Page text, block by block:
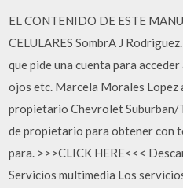
EL CONTENIDO DE ESTE
CELULARES SombrA J
que pide una cuenta para
ojos etc. Marcela Morales Lopez
propietario Chevrolet Suburban/
de propietario para obtener con
para. >>>CLICK HERE<<<
Servicios multimedia Los